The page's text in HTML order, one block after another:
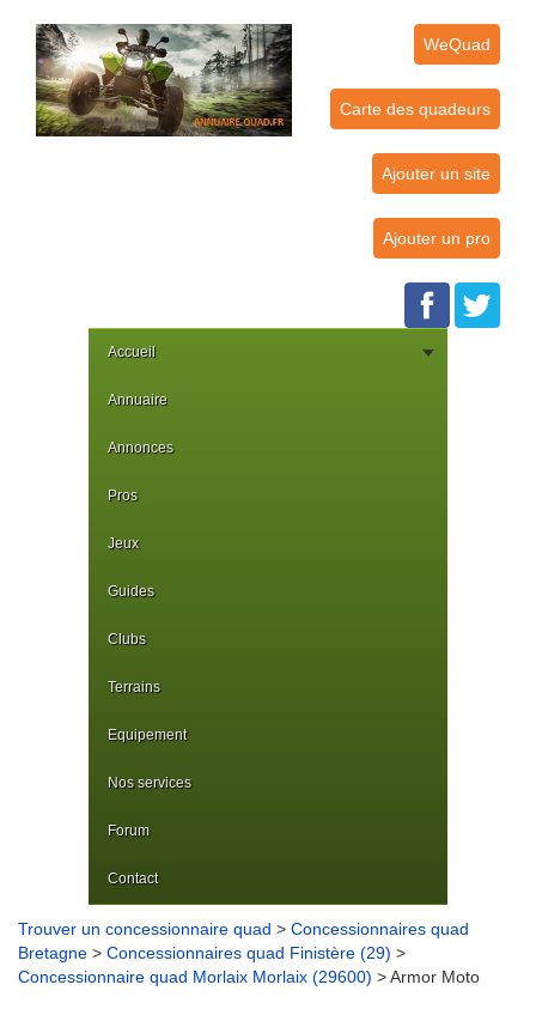
WeQuad
Carte des quadeurs
Ajouter un site
Ajouter un pro
Accueil
Annuaire
Annonces
Pros
Jeux
Guides
Clubs
Terrains
Equipement
Nos services
Forum
Contact
Trouver un concessionnaire quad > Concessionnaires quad
Bretagne > Concessionnaires quad Finistère (29) >
Concessionnaire quad Morlaix Morlaix (29600) > Armor Moto